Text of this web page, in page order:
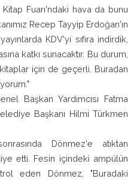
Kitap Fuarı'ndaki hava da bunu
Recep Tayyip Erdoğan'ın
KDV'yi sıfıra indirdik,
katkı sunacaktır. Bu durum,
için de geçerli. Buradan
Başkan Yardımcısı Fatma
Başkanı Hilmi Türkmen
Dönmez'e atıktan
etti. Fesin içindeki ampülün
eden Dönmez, "Buradaki